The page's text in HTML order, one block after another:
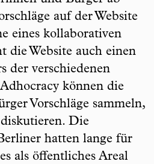
auf der Website
eines kollaborativen
die Website auch einen
der verschiedenen
können die
Vorschläge sammeln,
Die
hatten lange für
als öffentliches Areal